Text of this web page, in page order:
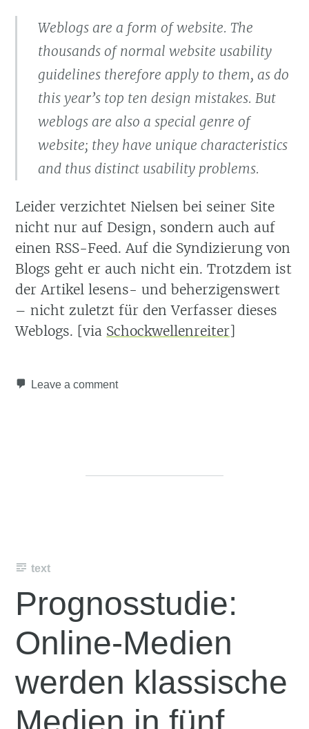
Weblogs are a form of website. The
thousands of normal website usability
guidelines therefore apply to them, as do
this year’s top ten design mistakes. But
weblogs are also a special genre of
website; they have unique characteristics
and thus distinct usability problems.
Leider verzichtet Nielsen bei seiner Site
nicht nur auf Design, sondern auch auf
einen RSS-Feed. Auf die Syndizierung von
Blogs geht er auch nicht ein. Trotzdem ist
der Artikel lesens- und beherzigenswert
– nicht zuletzt für den Verfasser dieses
Weblogs. [via Schockwellenreiter]
Leave a comment
text
Prognosstudie:
Online-Medien
werden klassische
Medien in fünf